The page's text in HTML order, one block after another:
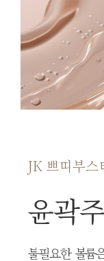
JK 쁘띠부스
윤곽
불필요한 볼륨